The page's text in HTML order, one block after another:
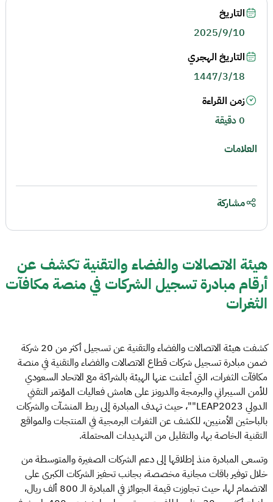
هيئة الاتصالات والفضاء والتقنية تكشف عن
أرقام مبادرة تسجيل الشركات في منصة مكافآت
الثغرات
كشفت هيئة الاتصالات والفضاء والتقنية عن تسجيل أكثر من 20 شركة
ضمن مبادرة تسجيل شركات قطاع الاتصالات والفضاء والتقنية في منصة
مكافآت الثغرات، التي أعلنت عنها الهيئة بالشراكة مع الاتحاد السعودي
للأمن السيبراني والبرمجة والدرونز على هامش فعاليات المؤتمر التقني
الدولي LEAP2023""، حيث تهدف المبادرة إلى ربط المنشآت والشركات
بالباحثين الأمنيين، للكشف عن الثغرات البرمجية في المنتجات والمواقع
التقنية الخاصة بها، والتقليل من التهديدات المحتملة.
وتسعى المبادرة منذ إطلاقها إلى دعم الشركات الصغيرة والمتوسطة من
خلال توفير باقات مجانية مخصصة، بجانب تحفيز الشركات الكبرى على
الانضمام لها، حيث تجاوزت قيمة الجوائز في المبادرة الـ 800 ألف ريال،
التاريخ
2025/9/10
التاريخ الهجري
1447/3/18
زمن القراءة
0 دقيقة
العلامات
مشاركة